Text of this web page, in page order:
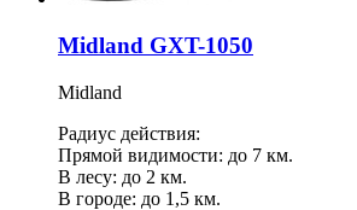
Midland GXT-1050
Midland
Радиус действия:
Прямой видимости: до 7 км.
В лесу: до 2 км.
В городе: до 1,5 км.